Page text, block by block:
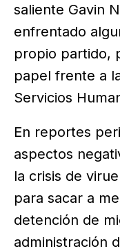
saliente Gavin
enfrentado
propio partido,
papel frente a
Servicios
En reportes
aspectos
la crisis de
para sacar a
detención de
administración